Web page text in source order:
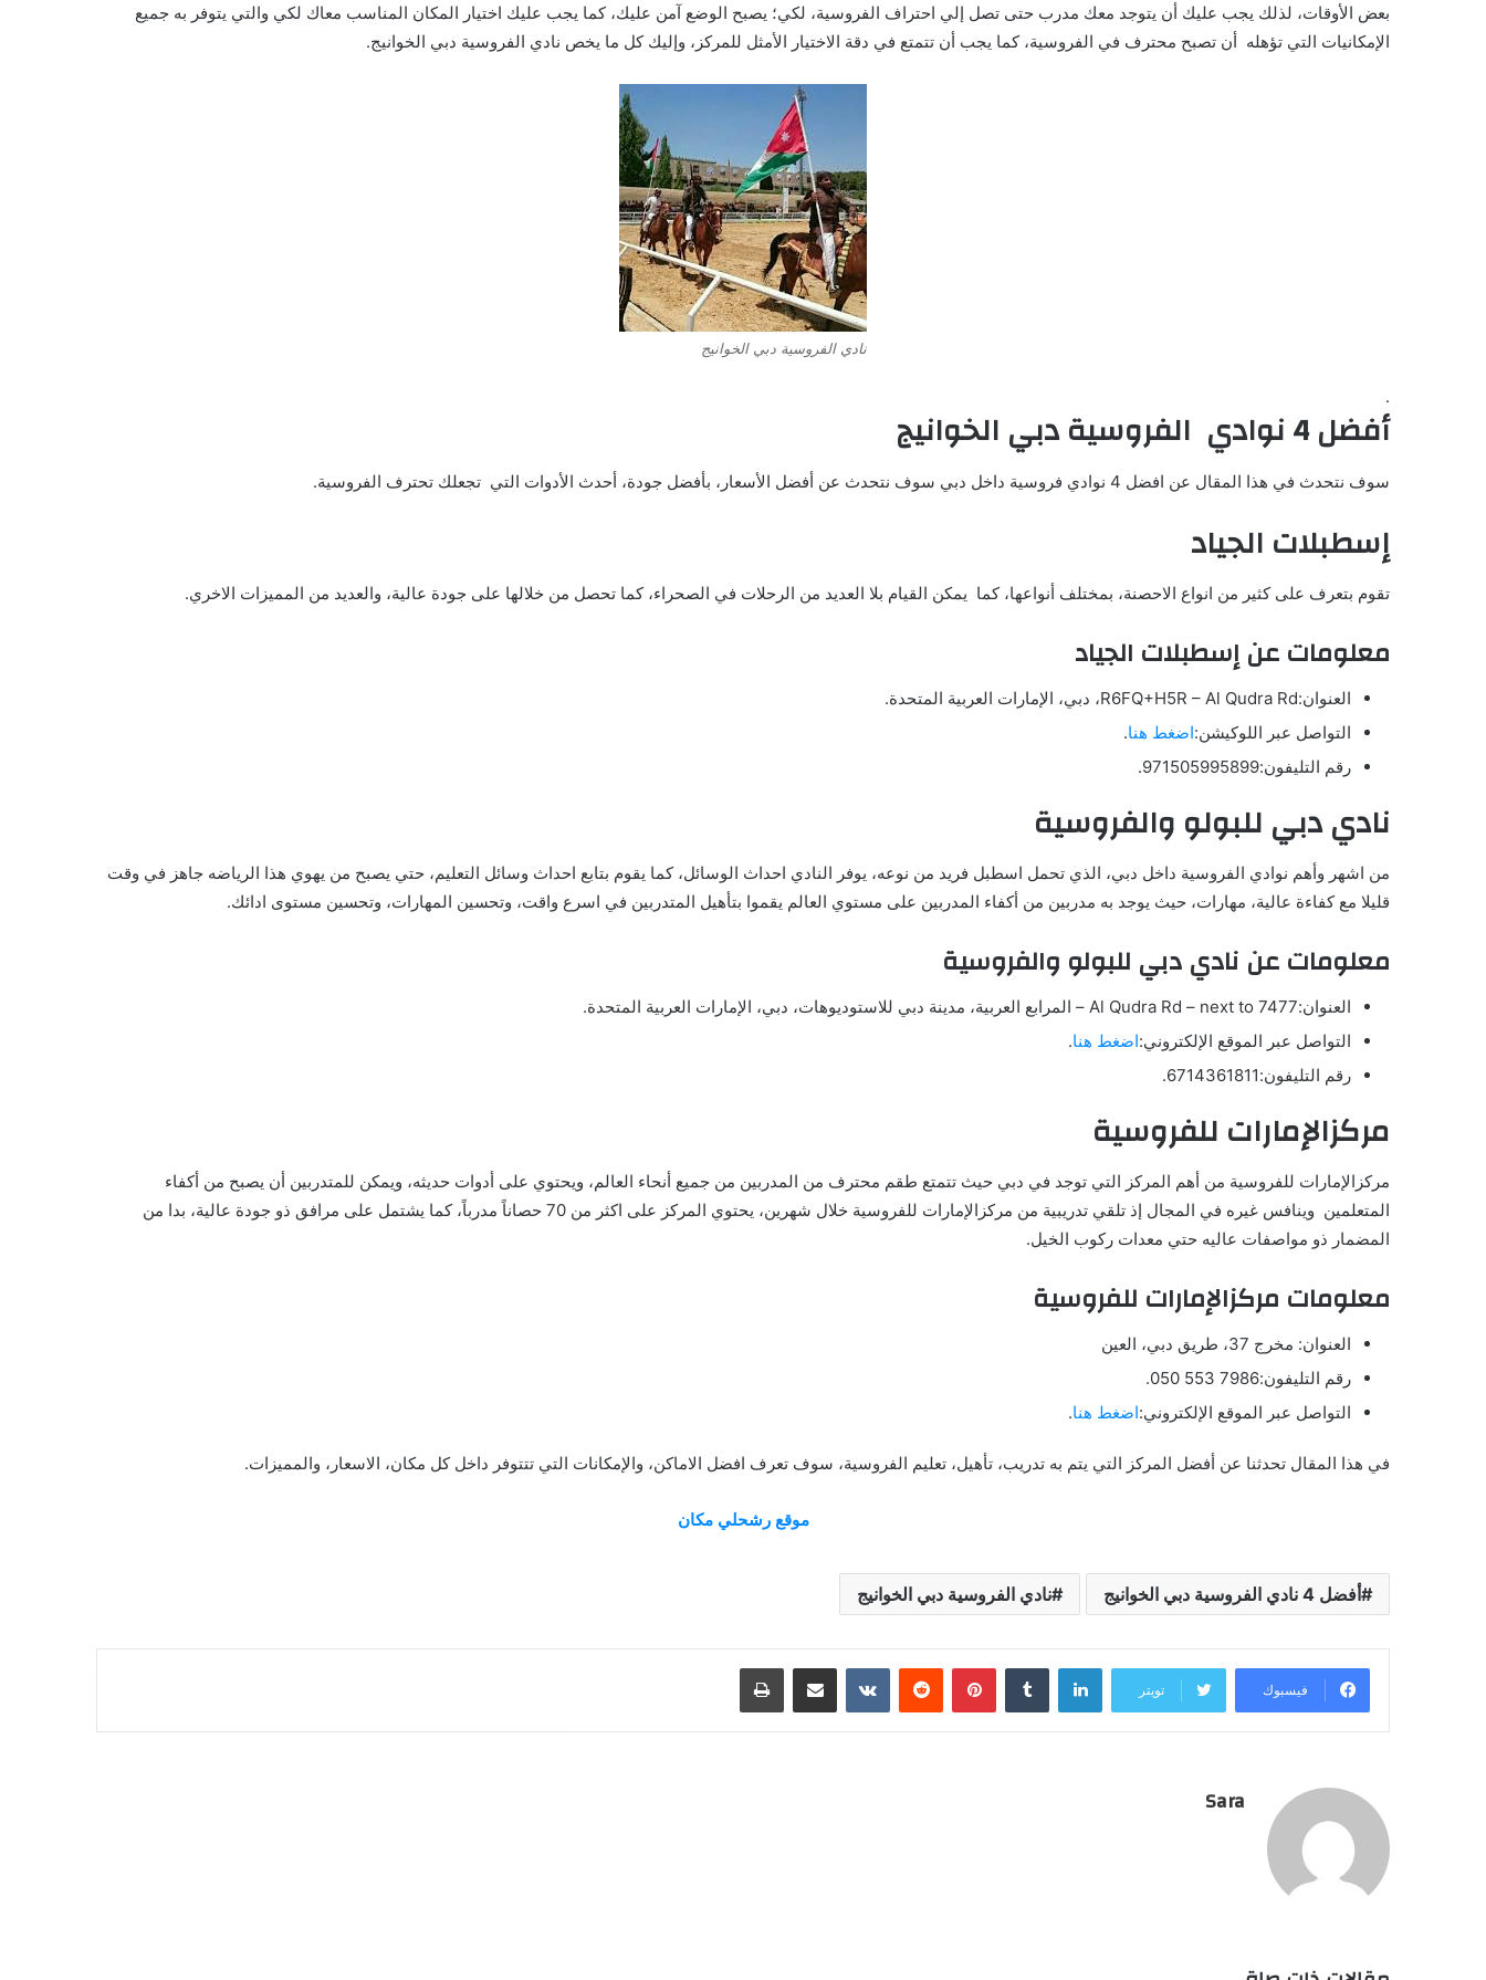
بعض الأوقات، لذلك يجب عليك أن يتوجد معك مدرب حتى تصل إلي احتراف الفروسية، لكي؛ يصبح الوضع آمن عليك، كما يجب عليك اختيار المكان المناسب معاك لكي والتي يتوفر به جميع
الإمكانيات التي تؤهله أن تصبح محترف في الفروسية، كما يجب أن تتمتع في دقة الاختيار الأمثل للمركز، وإليك كل ما يخص نادي الفروسية دبي الخوانيج.
نادي الفروسية دبي الخوانيج
.
أفضل 4 نوادي الفروسية دبي الخوانيج
سوف نتحدث في هذا المقال عن افضل 4 نوادي فروسية داخل دبي سوف نتحدث عن أفضل الأسعار، بأفضل جودة، أحدث الأدوات التي تجعلك تحترف الفروسية.
إسطبلات الجياد
تقوم بتعرف على كثير من انواع الاحصنة، بمختلف أنواعها، كما يمكن القيام بلا العديد من الرحلات في الصحراء، كما تحصل من خلالها على جودة عالية، والعديد من المميزات الاخري.
معلومات عن إسطبلات الجياد
العنوان:R6FQ+H5R – Al Qudra Rd، دبي، الإمارات العربية المتحدة.
التواصل عبر اللوكيشن:اضغط هنا.
رقم التليفون:971505995899.
نادي دبي للبولو والفروسية
من اشهر وأهم نوادي الفروسية داخل دبي، الذي تحمل اسطبل فريد من نوعه، يوفر النادي احداث الوسائل، كما يقوم بتابع احداث وسائل التعليم، حتي يصبح من يهوي هذا الرياضه جاهز في وقت
قليلا مع كفاءة عالية، مهارات، حيث يوجد به مدربين من أكفاء المدربين على مستوي العالم يقموا بتأهيل المتدربين في اسرع واقت، وتحسين المهارات، وتحسين مستوى ادائك.
معلومات عن نادي دبي للبولو والفروسية
العنوان:Al Qudra Rd – next to 7477 – المرابع العربية، مدينة دبي للاستوديوهات، دبي، الإمارات العربية المتحدة.
التواصل عبر الموقع الإلكتروني:اضغط هنا.
رقم التليفون:6714361811.
مركزالإمارات للفروسية
مركزالإمارات للفروسية من أهم المركز التي توجد في دبي حيث تتمتع طقم محترف من المدربين من جميع أنحاء العالم، ويحتوي على أدوات حديثه، ويمكن للمتدربين أن يصبح من أكفاء
المتعلمين وينافس غيره في المجال إذ تلقي تدريبية من مركزالإمارات للفروسية خلال شهرين، يحتوي المركز على اكثر من 70 حصاناً مدرباً، كما يشتمل على مرافق ذو جودة عالية، بدا من
المضمار ذو مواصفات عاليه حتي معدات ركوب الخيل.
معلومات مركزالإمارات للفروسية
العنوان: مخرج 37، طريق دبي، العين
رقم التليفون:7986 553 050.
التواصل عبر الموقع الإلكتروني:اضغط هنا.
في هذا المقال تحدثنا عن أفضل المركز التي يتم به تدريب، تأهيل، تعليم الفروسية، سوف تعرف افضل الاماكن، والإمكانات التي تتتوفر داخل كل مكان، الاسعار، والمميزات.
موقع رشحلي مكان
أفضل 4 نادي الفروسية دبي الخوانيج نادي الفروسية دبي الخوانيج
فيسبوك تويتر
لينكدإن بينتيريست مشاركة عبر البريد طباعة
Sara